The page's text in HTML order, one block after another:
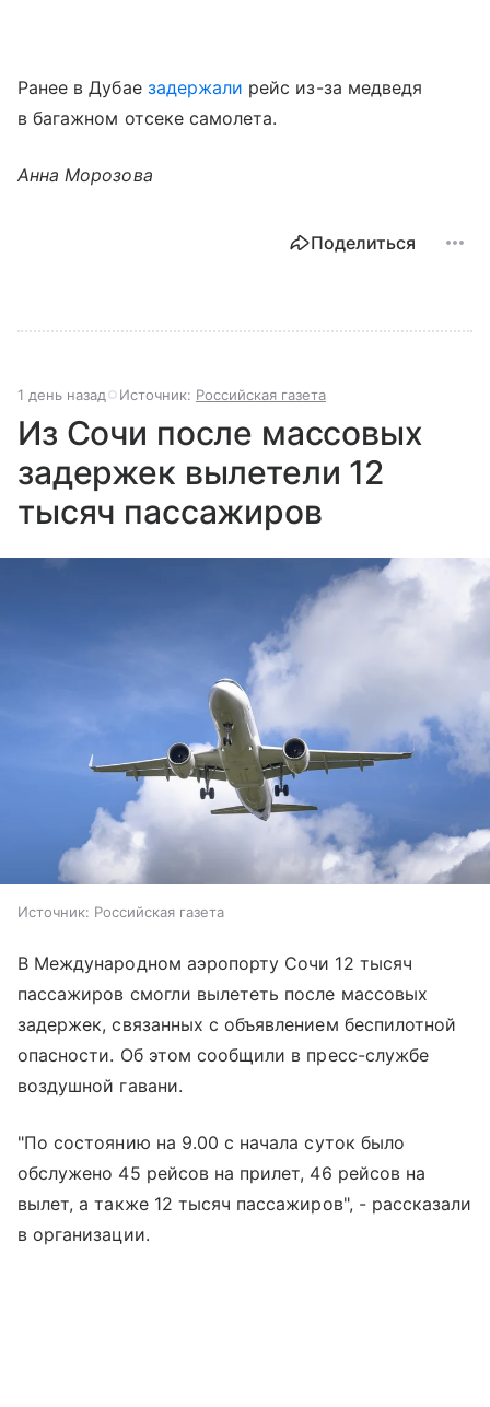
Ранее в Дубае задержали рейс из-за медведя
в багажном отсеке самолета.
Анна Морозова
Поделиться
1 день назад Источник: Российская газета
Из Сочи после массовых
задержек вылетели 12
тысяч пассажиров
Источник: Российская газета
В Международном аэропорту Сочи 12 тысяч
пассажиров смогли вылететь после массовых
задержек, связанных с объявлением беспилотной
опасности. Об этом сообщили в пресс-службе
воздушной гавани.
"По состоянию на 9.00 с начала суток было
обслужено 45 рейсов на прилет, 46 рейсов на
вылет, а также 12 тысяч пассажиров", - рассказали
в организации.